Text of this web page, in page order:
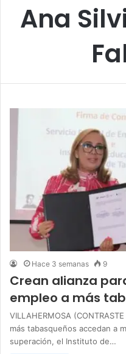
Ana
Hace 3 semanas 9
Crean alianza
empleo a más
VILLAHERMOSA
más tabasqueños accedan a
superación, el Instituto de…